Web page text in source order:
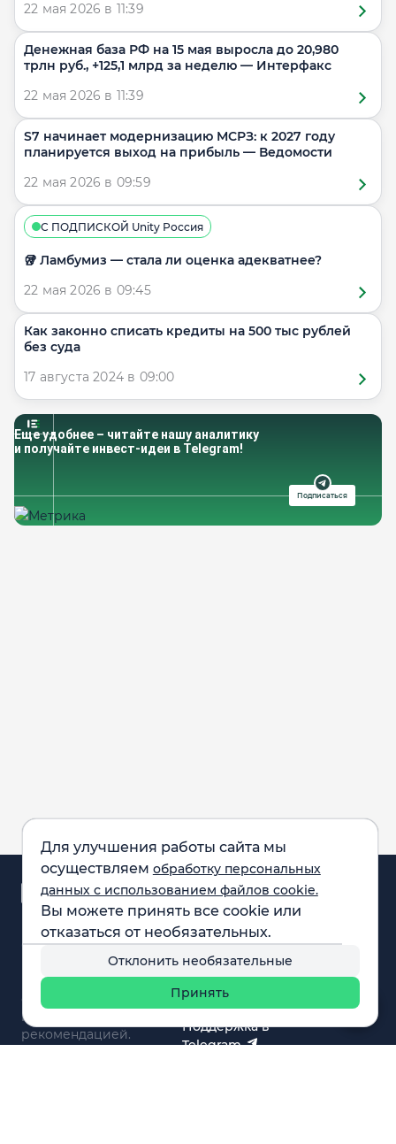
Для улучшения работы сайта мы
осуществляем обработку персональных
данных с использованием файлов cookie.
Вы можете принять все cookie или
отказаться от необязательных.
Отклонить необязательные
Принять
22 мая 2026 в 11:39
Денежная база РФ на 15 мая выросла до 20,980
трлн руб., +125,1 млрд за неделю — Интерфакс
22 мая 2026 в 11:39
S7 начинает модернизацию МСРЗ: к 2027 году
планируется выход на прибыль — Ведомости
22 мая 2026 в 09:59
С ПОДПИСКОЙ Unity Россия
🥡 Ламбумиз — стала ли оценка адекватнее?
22 мая 2026 в 09:45
Как законно списать кредиты на 500 тыс рублей
без суда
17 августа 2024 в 09:00
Еще удобнее – читайте нашу аналитику
и получайте инвест-идеи в Telegram!
Подписаться
Обращаем внимание:
все материалы,
представленные на
сайте, не являются
инвестиционной
рекомендацией.
Аналитика и
новости
Карта рынка
Компании
F.A.Q.
Обучение
Вебинары
О нас
Поддержка в
Telegram